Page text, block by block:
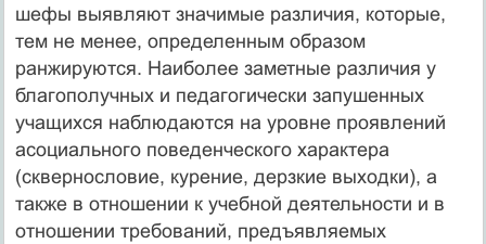
шефы выявляют значимые различия, которые,
тем не менее, определенным образом
ранжируются. Наиболее заметные различия у
благополучных и педагогически запушенных
учащихся наблюдаются на уровне проявлений
асоциального поведенческого характера
(сквернословие, курение, дерзкие выходки), а
также в отношении к учебной деятельности и в
отношении требований, предъявляемых